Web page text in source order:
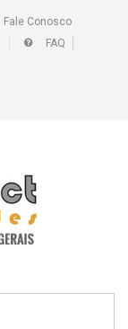
Fale Conosco
FAQ